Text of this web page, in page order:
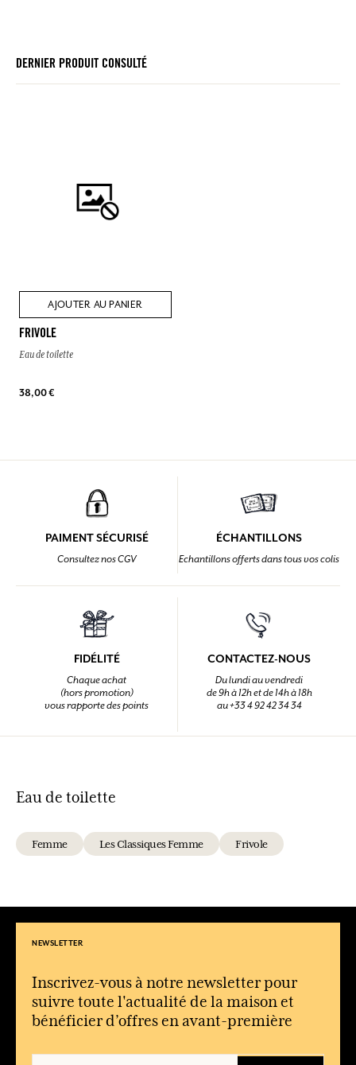
DERNIER PRODUIT CONSULTÉ
AJOUTER AU PANIER
FRIVOLE
Eau de toilette
38,00 €
PAIMENT SÉCURISÉ
Consultez nos CGV
ÉCHANTILLONS
Echantillons offerts dans tous vos colis
FIDÉLITÉ
Chaque achat
(hors promotion)
vous rapporte des points
CONTACTEZ-NOUS
Du lundi au vendredi
de 9h à 12h et de 14h à 18h
au +33 4 92 42 34 34
Eau de toilette
Femme Les Classiques Femme Frivole
NEWSLETTER
Inscrivez-vous à notre newsletter pour
suivre toute l'actualité de la maison et
bénéficier d’offres en avant-première